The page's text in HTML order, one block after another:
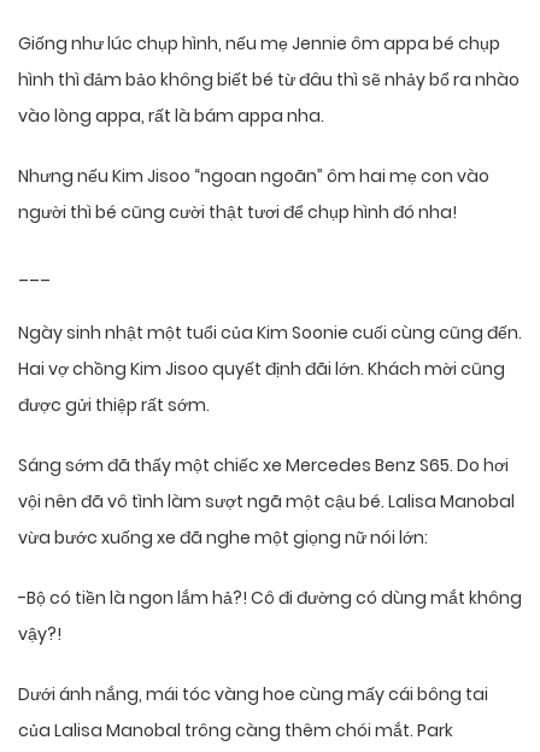
Giống như lúc chụp hình, nếu mẹ Jennie ôm appa bé chụp
hình thì đảm bảo không biết bé từ đâu thì sẽ nhảy bổ ra nhào
vào lòng appa, rất là bám appa nha.
Nhưng nếu Kim Jisoo “ngoan ngoãn” ôm hai mẹ con vào
người thì bé cũng cười thật tươi để chụp hình đó nha!
Ngày sinh nhật một tuổi của Kim Soonie cuối cùng cũng đến.
Hai vợ chồng Kim Jisoo quyết định đãi lớn. Khách mời cũng
được gửi thiệp rất sớm.
Sáng sớm đã thấy một chiếc xe Mercedes Benz S65. Do hơi
vội nên đã vô tình làm sượt ngã một cậu bé. Lalisa Manobal
vừa bước xuống xe đã nghe một giọng nữ nói lớn:
-Bộ có tiền là ngon lắm hả?! Cô đi đường có dùng mắt không
vậy?!
Dưới ánh nắng, mái tóc vàng hoe cùng mấy cái bông tai
của Lalisa Manobal trông càng thêm chói mắt. Park